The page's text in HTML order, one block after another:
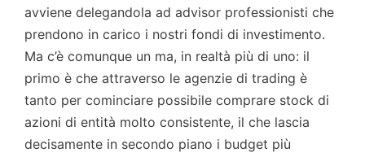
avviene delegandola ad advisor professionisti che
prendono in carico i nostri fondi di investimento.
Ma c’è comunque un ma, in realtà più di uno: il
primo è che attraverso le agenzie di trading è
tanto per cominciare possibile comprare stock di
azioni di entità molto consistente, il che lascia
decisamente in secondo piano i budget più